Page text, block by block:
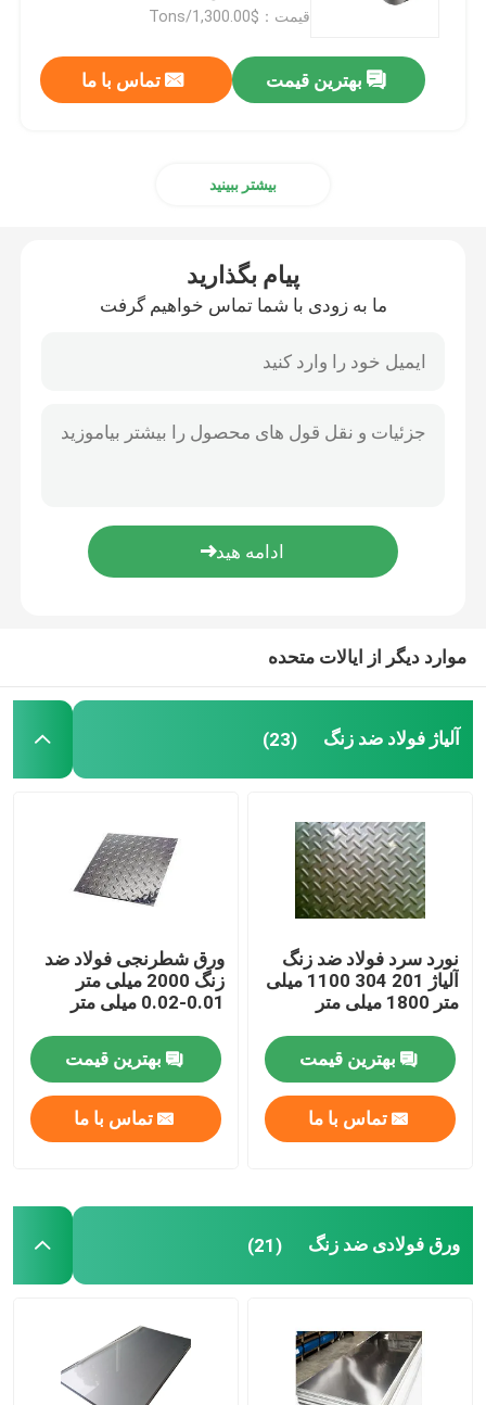
لوله لوله فولادی ضد زنگ
کویل آلومینیومی
میله آلومینیوم
قیمت：$1,300.00/Tons
بهترین قیمت تماس با ما
بیشتر ببینید
پیام بگذارید
ما به زودی با شما تماس خواهیم گرفت
موارد دیگر از ایالات متحده
آلیاژ فولاد ضد زنگ (23)
نورد سرد فولاد ضد زنگ
آلیاژ 201 304 1100 میلی
متر 1800 میلی متر
بهترین قیمت
تماس با ما
ورق شطرنجی فولاد ضد
زنگ 2000 میلی متر
0.01-0.02 میلی متر
بهترین قیمت
تماس با ما
ورق فولادی ضد زنگ (21)